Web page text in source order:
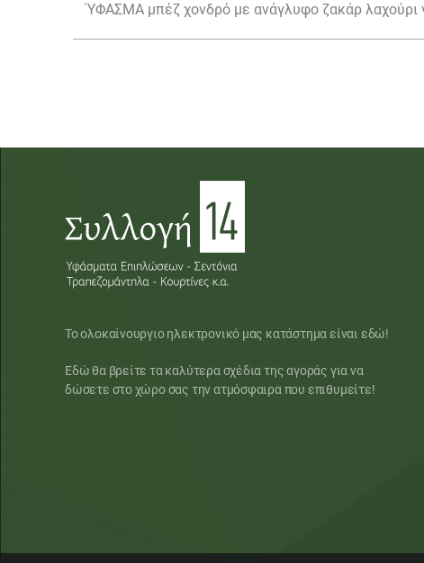
ΎΦΑΣΜΑ μπέζ χονδρό με ανάγλυφο ζακάρ λαχούρι
Το ολοκαίνουργιο ηλεκτρονικό μας κατάστημα είναι εδώ!
Εδώ θα βρείτε τα καλύτερα σχέδια της αγοράς για να
δώσετε στο χώρο σας την ατμόσφαιρα που επιθυμείτε!